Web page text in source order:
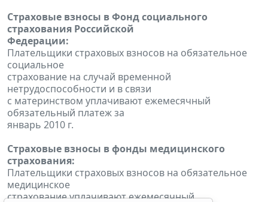
Страховые взносы в Фонд социального
страхования Российской
Федерации:
Плательщики страховых взносов на обязательное
социальное
страхование на случай временной
нетрудоспособности и в связи
с материнством уплачивают ежемесячный
обязательный платеж за
январь 2010 г.
Страховые взносы в фонды медицинского
страхования:
Плательщики страховых взносов на обязательное
медицинское
страхование уплачивают ежемесячный